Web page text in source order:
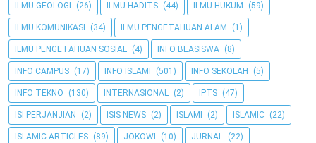
ILMU GEOLOGI (26) ILMU HADITS (44) ILMU HUKUM (59)
ILMU KOMUNIKASI (34) ILMU PENGETAHUAN ALAM (1)
ILMU PENGETAHUAN SOSIAL (4) INFO BEASISWA (8)
INFO CAMPUS (17) INFO ISLAMI (501) INFO SEKOLAH (5)
INFO TEKNO (130) INTERNASIONAL (2) IPTS (47)
ISI PERJANJIAN (2) ISIS NEWS (2) ISLAMI (2) ISLAMIC (22)
ISLAMIC ARTICLES (89) JOKOWI (10) JURNAL (22)